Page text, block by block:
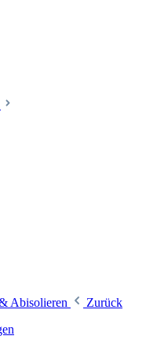
Abisolieren
Zurück